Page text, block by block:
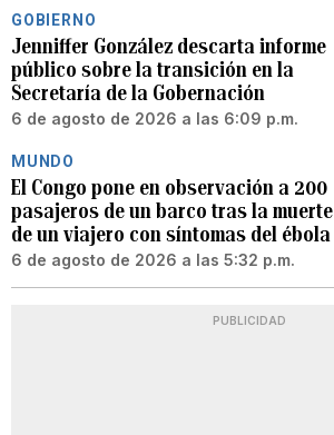
GOBIERNO
Jenniffer González descarta informe
público sobre la transición en la
Secretaría de la Gobernación
6 de agosto de 2026 a las 6:09 p.m.
MUNDO
El Congo pone en observación a 200
pasajeros de un barco tras la muerte
de un viajero con síntomas del ébola
6 de agosto de 2026 a las 5:32 p.m.
PUBLICIDAD